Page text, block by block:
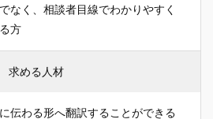
なく、相談者目線でわかりやすく
方
求める人材
伝わる形へ翻訳することができる